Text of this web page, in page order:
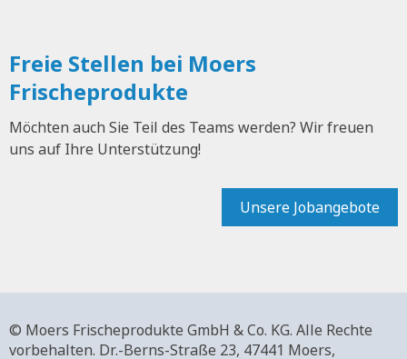
Freie Stellen bei Moers
Frischeprodukte
Möchten auch Sie Teil des Teams werden? Wir freuen
uns auf Ihre Unterstützung!
Unsere Jobangebote
© Moers Frischeprodukte GmbH & Co. KG. Alle Rechte
vorbehalten. Dr.-Berns-Straße 23, 47441 Moers,